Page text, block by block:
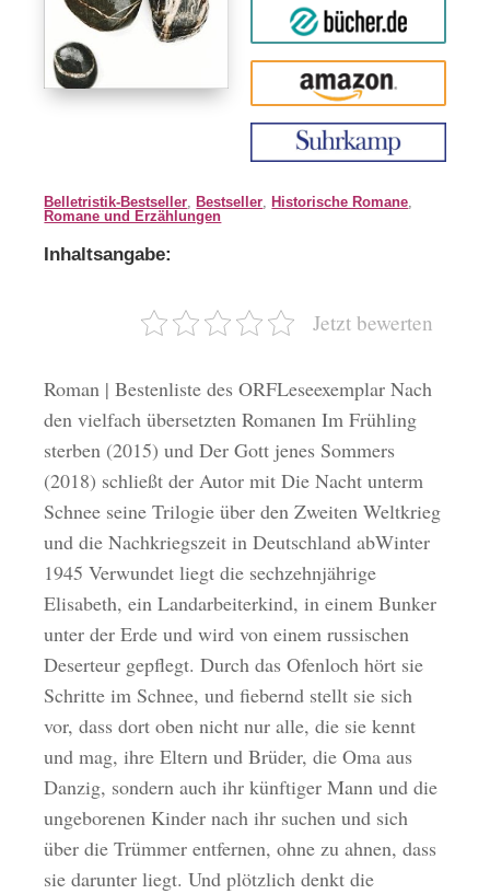
buecher.de
Amazon
Belletristik-Bestseller ,Bestseller ,Historische Romane
Romane und Erzählungen
Inhaltsangabe:
Jetzt bewerten
Roman | Bestenliste des ORFLeseexemplar Nach
den vielfach übersetzten Romanen Im Frühling
sterben (2015) und Der Gott jenes Sommers
(2018) schließt der Autor mit Die Nacht unterm
Schnee seine Trilogie über den Zweiten Weltkrieg
und die Nachkriegszeit in Deutschland abWinter
1945 Verwundet liegt die sechzehnjährige
Elisabeth, ein Landarbeiterkind, in einem Bunker
unter der Erde und wird von einem russischen
Deserteur gepflegt. Durch das Ofenloch hört sie
Schritte im Schnee, und fiebernd stellt sie sich
vor, dass dort oben nicht nur alle, die sie kennt
und mag, ihre Eltern und Brüder, die Oma aus
Danzig, sondern auch ihr künftiger Mann und die
ungeborenen Kinder nach ihr suchen und sich
über die Trümmer entfernen, ohne zu ahnen, dass
sie darunter liegt. Und plötzlich denkt die